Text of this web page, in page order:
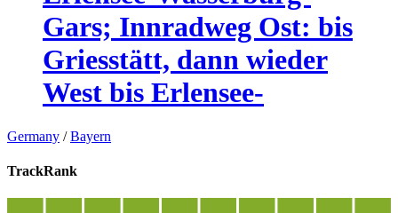
Gars; Innradweg Ost: bis
Griesstätt, dann wieder
West bis Erlensee-
Germany /Bayern
TrackRank